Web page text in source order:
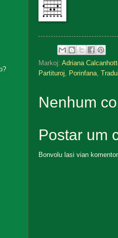
Markoj: Adriana
Partituroj, Porinfana,
Nenhum
Postar um
Bonvolu lasi vian